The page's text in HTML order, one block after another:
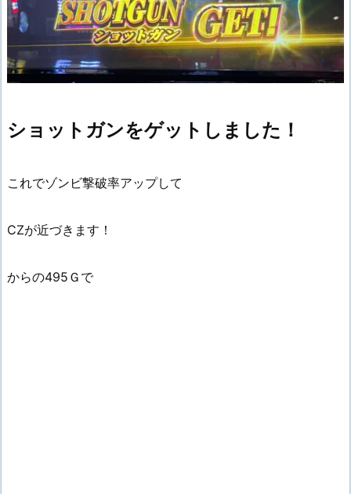
ショットガンをゲットしました！
これでゾンビ撃破率アップして
CZが近づきます！
からの495Ｇで